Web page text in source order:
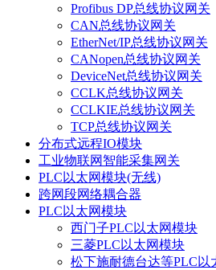
Profibus DP总线协议网关
CAN总线协议网关
EtherNet/IP总线协议网关
CANopen总线协议网关
DeviceNet总线协议网关
CCLK总线协议网关
CCLKIE总线协议网关
TCP总线协议网关
分布式远程IO模块
工业物联网智能采集网关
PLC以太网模块(无线)
跨网段网络耦合器
PLC以太网模块
西门子PLC以太网模块
三菱PLC以太网模块
松下施耐德台达等PLC以